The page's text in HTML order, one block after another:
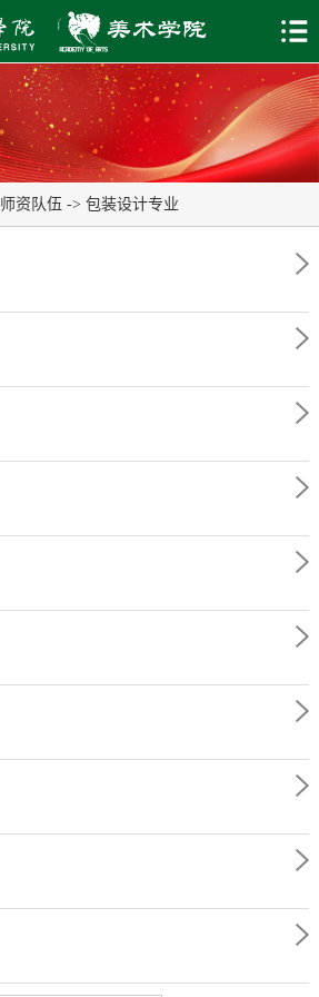
师资队伍 -> 包装设计专业